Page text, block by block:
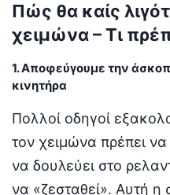
Πώς θα καίς
χειμώνα – Τι
1. Αποφεύγουμε την
κινητήρα
Πολλοί οδηγοί
τον χειμώνα πρέπει
να δουλεύει στο
να «ζεσταθεί». Αυτή η